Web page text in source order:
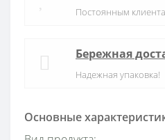
Основные
Постоянным
Бережная
Надежная упаковка!